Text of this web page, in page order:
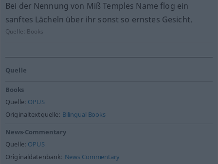
Bei der Nennung von Miß Temples Name flog ein
sanftes Lächeln über ihr sonst so ernstes Gesicht.
Quelle: Books
Quelle
Books
Quelle: OPUS
Originaltextquelle: Bilingual Books
News-Commentary
Quelle: OPUS
Originaldatenbank: News Commentary